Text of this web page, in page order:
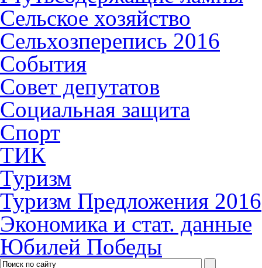
Сельское хозяйство
Сельхозперепись 2016
События
Совет депутатов
Социальная защита
Спорт
ТИК
Туризм
Туризм Предложения 2016
Экономика и стат. данные
Юбилей Победы